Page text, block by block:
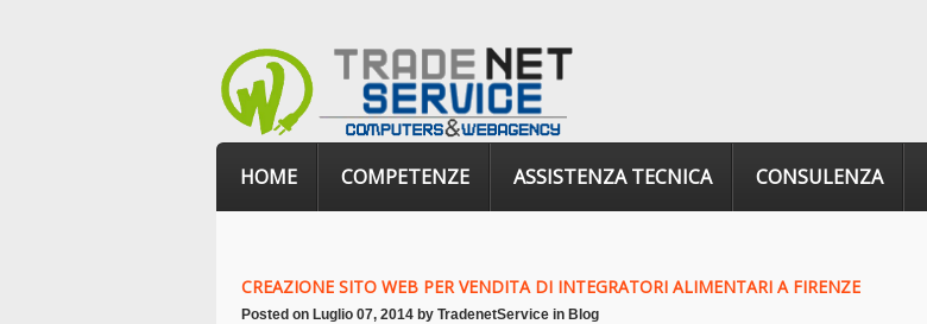
HOME COMPETENZE ASSISTENZA TECNICA CONSULENZA
CREAZIONE SITO WEB PER VENDITA DI INTEGRATORI ALIMENTARI A FIRENZE
Posted on Luglio 07, 2014 by TradenetService in Blog